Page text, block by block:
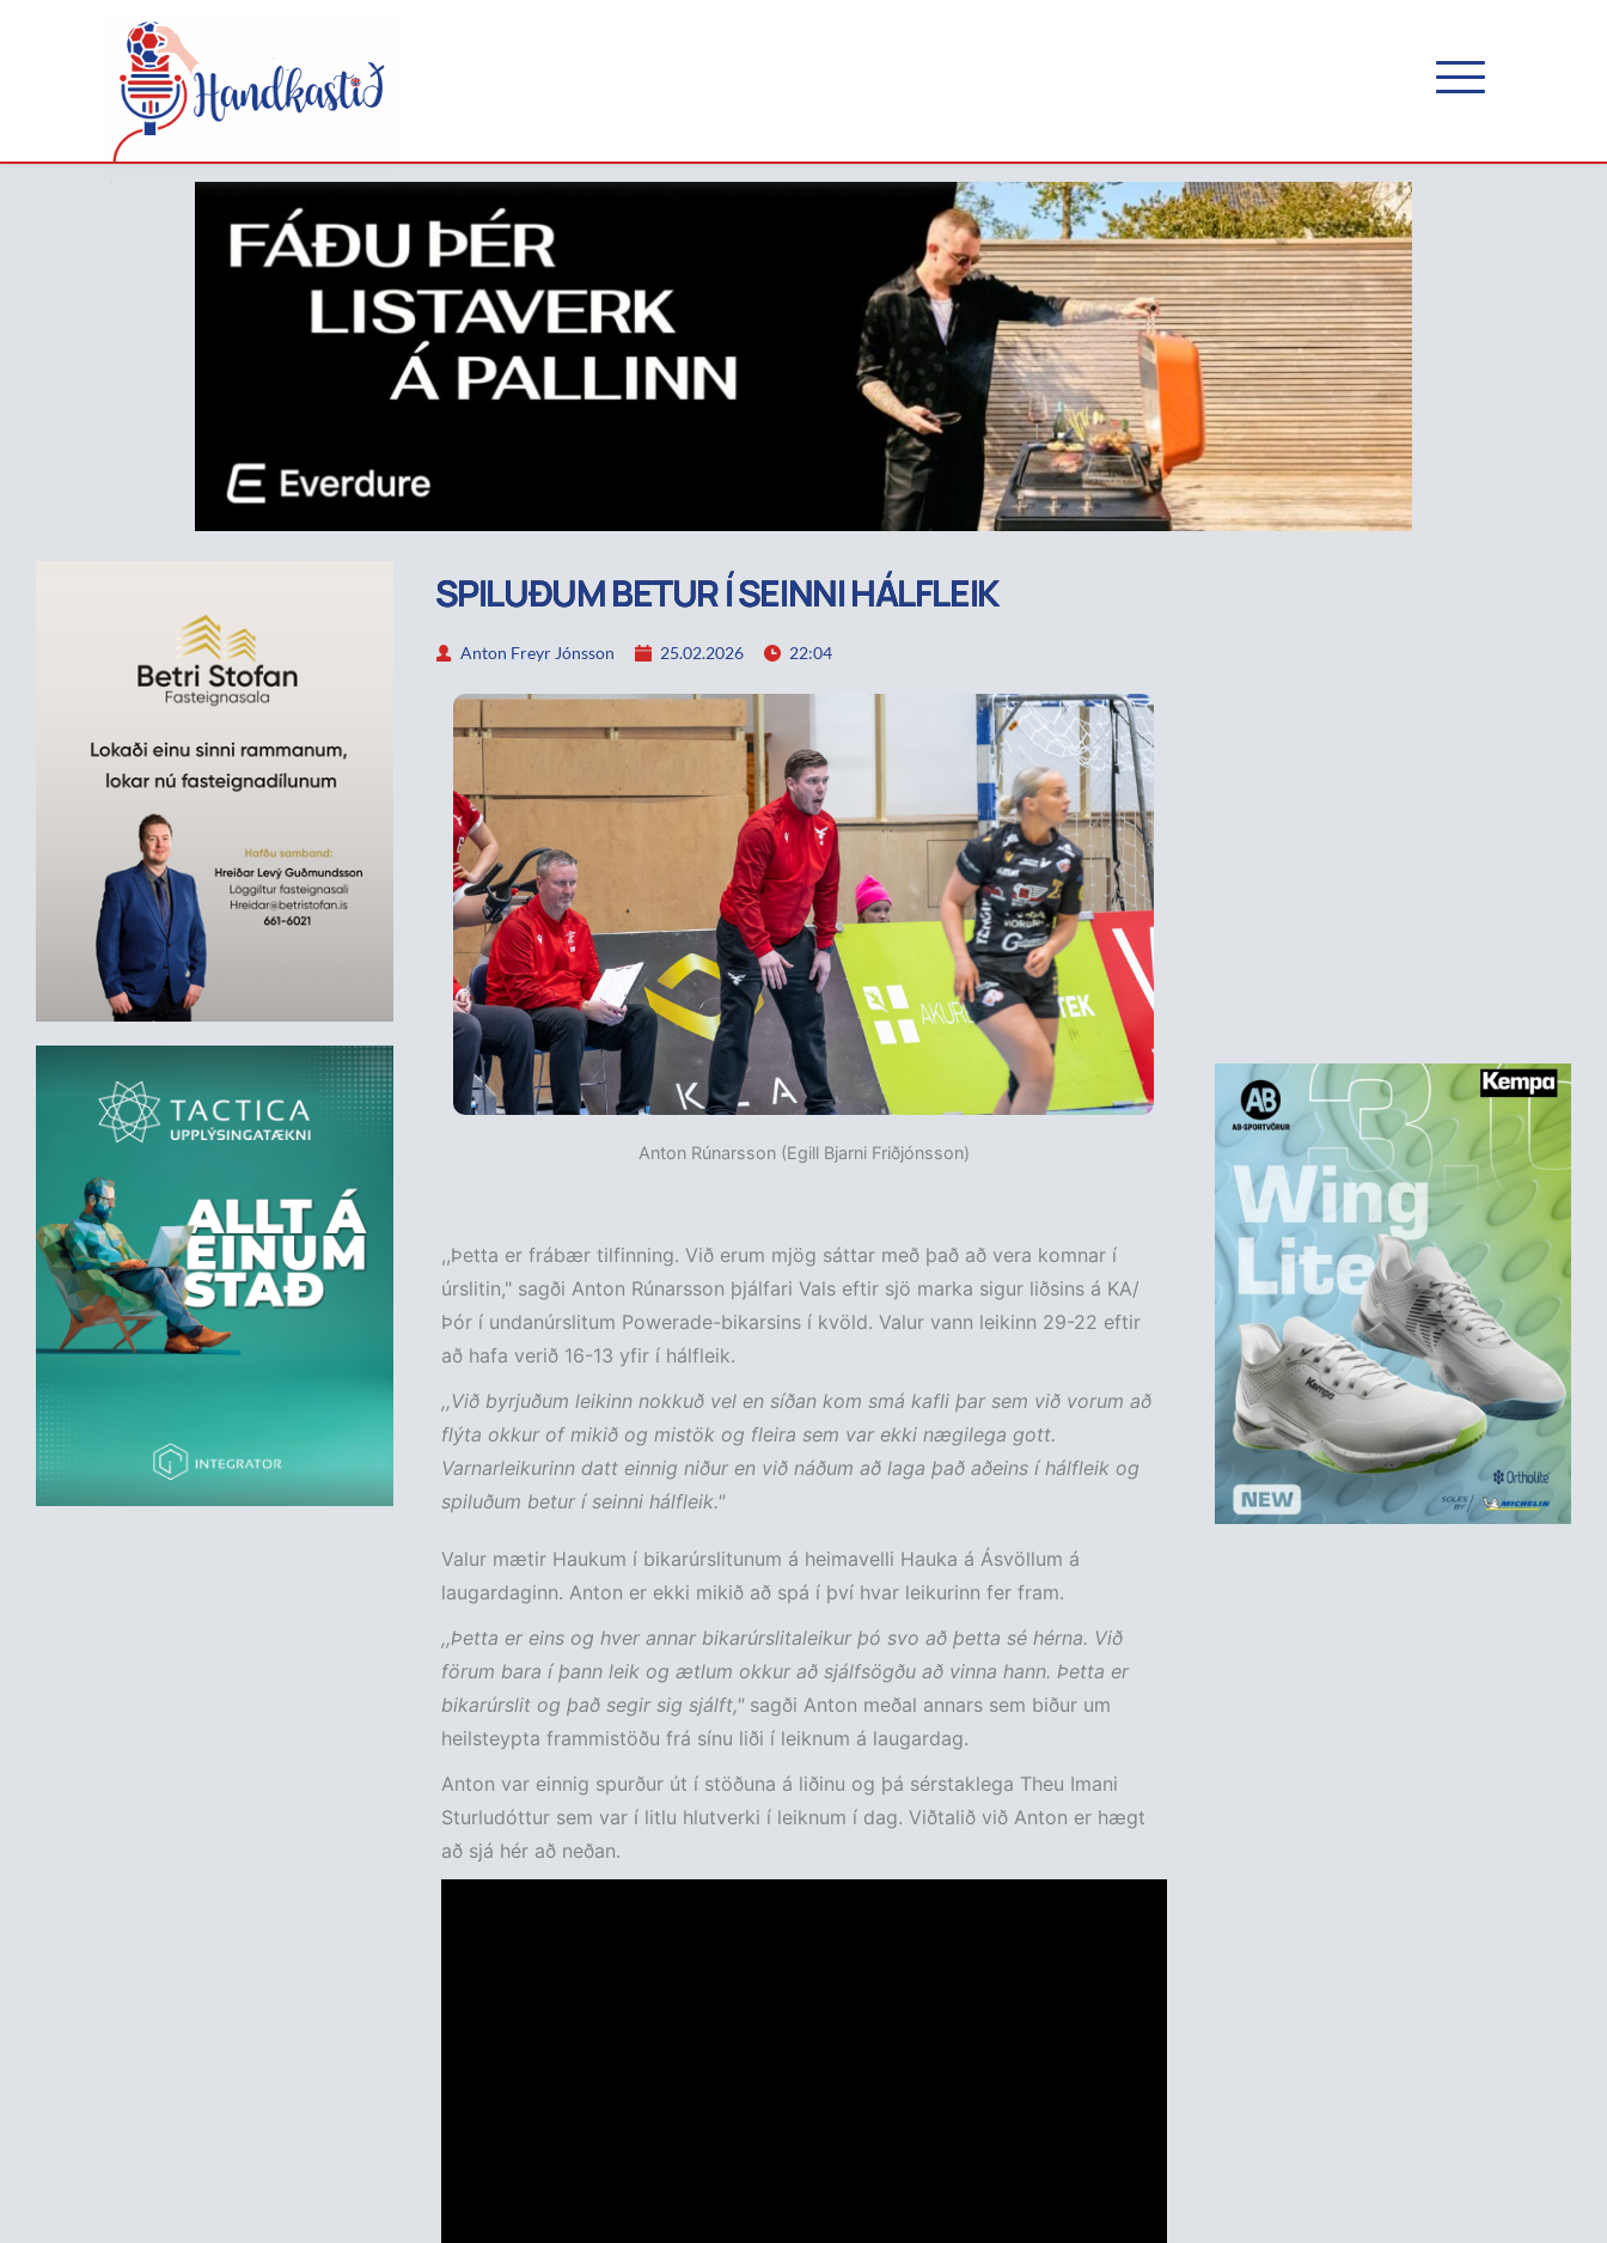
SPILUÐUM BETUR Í SEINNI HÁLFLEIK
Anton Freyr Jónsson 25.02.2026 22:04
Anton Rúnarsson (Egill Bjarni Friðjónsson)
,,Þetta er frábær tilfinning. Við erum mjög sáttar með það að vera komnar í
úrslitin," sagði Anton Rúnarsson þjálfari Vals eftir sjö marka sigur liðsins á KA/
Þór í undanúrslitum Powerade-bikarsins í kvöld. Valur vann leikinn 29-22 eftir
að hafa verið 16-13 yfir í hálfleik.
,,Við byrjuðum leikinn nokkuð vel en síðan kom smá kafli þar sem við vorum að
flýta okkur of mikið og mistök og fleira sem var ekki nægilega gott.
Varnarleikurinn datt einnig niður en við náðum að laga það aðeins í hálfleik og
spiluðum betur í seinni hálfleik."
Valur mætir Haukum í bikarúrslitunum á heimavelli Hauka á Ásvöllum á
laugardaginn. Anton er ekki mikið að spá í því hvar leikurinn fer fram.
,,Þetta er eins og hver annar bikarúrslitaleikur þó svo að þetta sé hérna. Við
förum bara í þann leik og ætlum okkur að sjálfsögðu að vinna hann. Þetta er
bikarúrslit og það segir sig sjálft,"sagði Anton meðal annars sem biður um
heilsteypta frammistöðu frá sínu liði í leiknum á laugardag.
Anton var einnig spurður út í stöðuna á liðinu og þá sérstaklega Theu Imani
Sturludóttur sem var í litlu hlutverki í leiknum í dag. Viðtalið við Anton er hægt
að sjá hér að neðan.